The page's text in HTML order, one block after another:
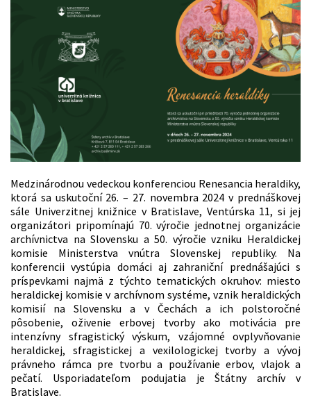
Medzinárodnou vedeckou konferenciou Renesancia heraldiky,
ktorá sa uskutoční 26. – 27. novembra 2024 v prednáškovej
sále Univerzitnej knižnice v Bratislave, Ventúrska 11, si jej
organizátori pripomínajú 70. výročie jednotnej organizácie
archívnictva na Slovensku a 50. výročie vzniku Heraldickej
komisie Ministerstva vnútra Slovenskej republiky. Na
konferencii vystúpia domáci aj zahraniční prednášajúci s
príspevkami najmä z týchto tematických okruhov: miesto
heraldickej komisie v archívnom systéme, vznik heraldických
komisií na Slovensku a v Čechách a ich polstoročné
pôsobenie, oživenie erbovej tvorby ako motivácia pre
intenzívny sfragistický výskum, vzájomné ovplyvňovanie
heraldickej, sfragistickej a vexilologickej tvorby a vývoj
právneho rámca pre tvorbu a používanie erbov, vlajok a
pečatí. Usporiadateľom podujatia je Štátny archív v
Bratislave.